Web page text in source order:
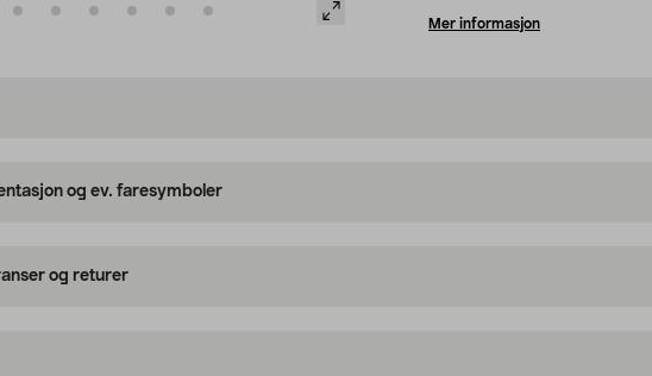
Mer informasjon
og ev. faresymboler
og returer